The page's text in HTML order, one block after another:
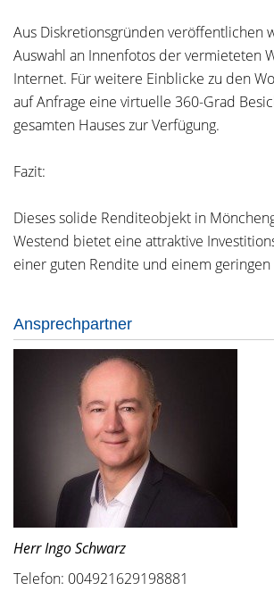
Aus Diskretionsgründen veröffentlichen
Auswahl an Innenfotos der vermieteten
Internet. Für weitere Einblicke zu den
auf Anfrage eine virtuelle 360-Grad
gesamten Hauses zur Verfügung.
Fazit:
Dieses solide Renditeobjekt in
Westend bietet eine attraktive
einer guten Rendite und einem
Ansprechpartner
Herr Ingo Schwarz
Telefon: 004921629198881